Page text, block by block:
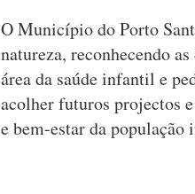
O Município do Porto
natureza, reconhecendo
área da saúde infantil e
acolher futuros projectos
e bem-estar da